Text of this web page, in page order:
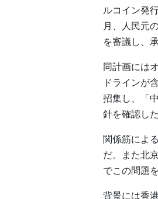
ルコイン発
月、人民元
を審議し、
同計画には
ドラインが
招集し、「
針を確認した
関係筋によ
だ。また北
でこの問題
背景には香